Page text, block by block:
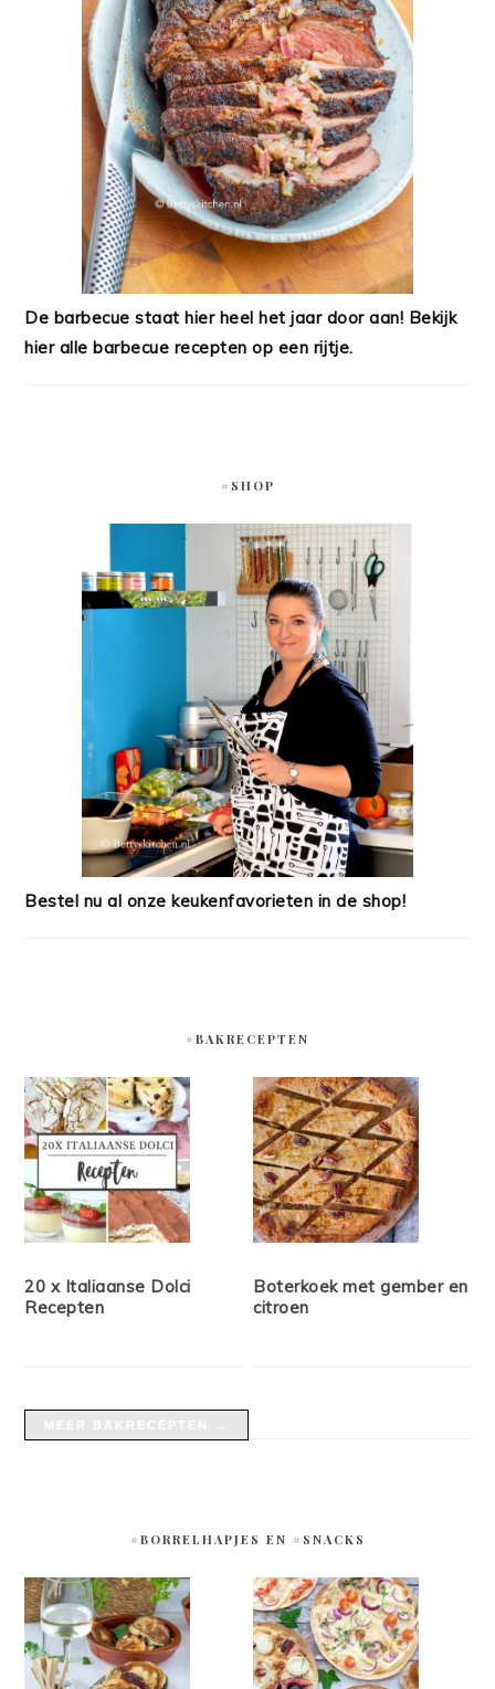
De barbecue staat hier heel het jaar door aan! Bekijk
hier alle barbecue recepten op een rijtje.
#SHOP
Bestel nu al onze keukenfavorieten in de shop!
#BAKRECEPTEN
20 x Italiaanse Dolci
Recepten
Boterkoek met gember en
citroen
#BORRELHAPJES EN #SNACKS